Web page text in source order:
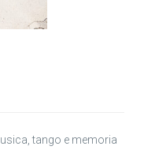
tango e memoria